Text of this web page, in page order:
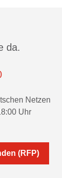
da.
Netzen
Uhr
(RFP)